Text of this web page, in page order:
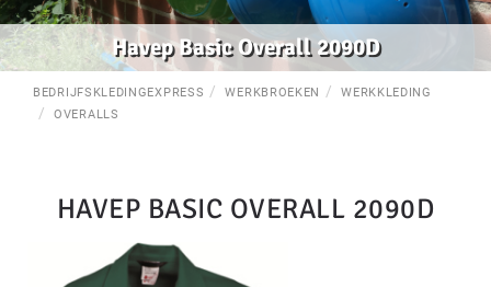
Havep Basic Overall 2090D
BEDRIJFSKLEDINGEXPRESS WERKBROEKEN
WERKKLEDING
OVERALLS
HAVEP BASIC OVERALL 2090D